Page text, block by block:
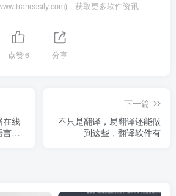
，获取更多软件资讯
点赞6 分享
在线
言障
下一篇
不只是翻译，易翻译还能做
到这些，翻译软件有